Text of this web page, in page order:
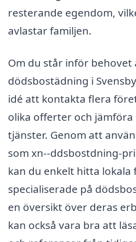
resterande egendom,
avlastar familjen.
Om du står inför behovet
dödsbostädning i
idé att kontakta flera
olika offerter och
tjänster. Genom att
som xn--ddsbostdning-
kan du enkelt hitta lokala
specialiserade på
en översikt över deras
kan också vara bra att